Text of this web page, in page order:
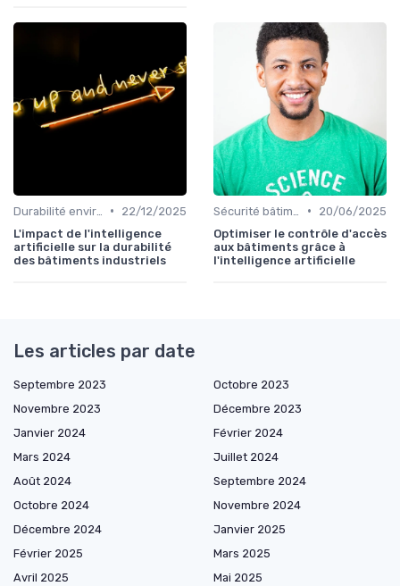
•
22/12/2025
L'impact de l'intelligence
artificielle sur la durabilité
des bâtiments industriels
•
20/06/2025
Optimiser le contrôle d'accès
aux bâtiments grâce à
l'intelligence artificielle
Les articles par date
Septembre 2023
Octobre 2023
Novembre 2023
Décembre 2023
Janvier 2024
Février 2024
Mars 2024
Juillet 2024
Août 2024
Septembre 2024
Octobre 2024
Novembre 2024
Décembre 2024
Janvier 2025
Février 2025
Mars 2025
Avril 2025
Mai 2025